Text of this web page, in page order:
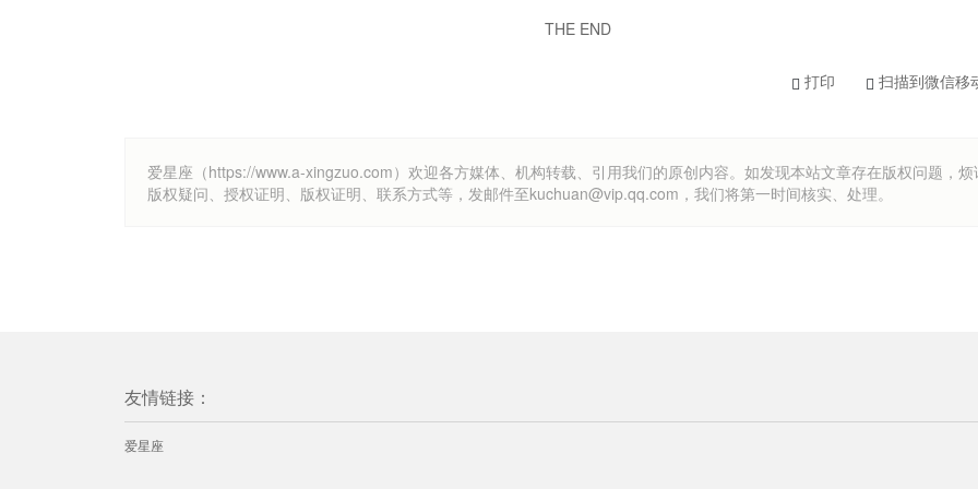
THE END
打印 扫描到微信移
爱星座（https://www.a-xingzuo.com）欢迎各方媒体、机构转载、引用我们的原创内容。如发现本站文章存在版权问题，烦
版权疑问、授权证明、版权证明、联系方式等，发邮件至kuchuan@vip.qq.com，我们将第一时间核实、处理。
友情链接：
爱星座